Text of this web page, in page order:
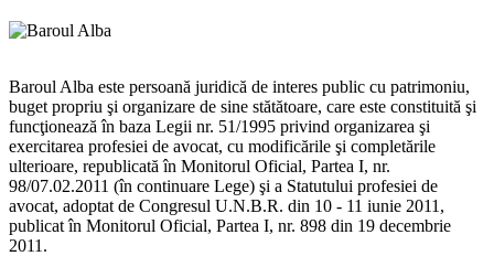
Baroul Alba este persoană juridică de interes public cu patrimoniu,
buget propriu şi organizare de sine stătătoare, care este constituită şi
funcţionează în baza Legii nr. 51/1995 privind organizarea şi
exercitarea profesiei de avocat, cu modificările şi completările
ulterioare, republicată în Monitorul Oficial, Partea I, nr.
98/07.02.2011 (în continuare Lege) şi a Statutului profesiei de
avocat, adoptat de Congresul U.N.B.R. din 10 - 11 iunie 2011,
publicat în Monitorul Oficial, Partea I, nr. 898 din 19 decembrie
2011.